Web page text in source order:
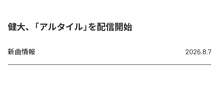
健大、「アルタイル」を配信開始
新曲情報 2026.8.7